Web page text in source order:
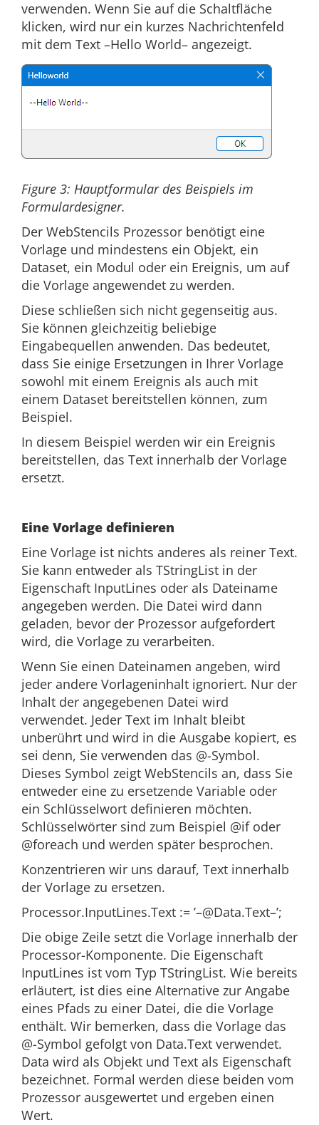
verwenden. Wenn Sie auf die Schaltfläche
klicken, wird nur ein kurzes Nachrichtenfeld
mit dem Text –Hello World– angezeigt.
Figure 3: Hauptformular des Beispiels im
Formulardesigner.
Der WebStencils Prozessor benötigt eine
Vorlage und mindestens ein Objekt, ein
Dataset, ein Modul oder ein Ereignis, um auf
die Vorlage angewendet zu werden.
Diese schließen sich nicht gegenseitig aus.
Sie können gleichzeitig beliebige
Eingabequellen anwenden. Das bedeutet,
dass Sie einige Ersetzungen in Ihrer Vorlage
sowohl mit einem Ereignis als auch mit
einem Dataset bereitstellen können, zum
Beispiel.
In diesem Beispiel werden wir ein Ereignis
bereitstellen, das Text innerhalb der Vorlage
ersetzt.
Eine Vorlage definieren
Eine Vorlage ist nichts anderes als reiner Text.
Sie kann entweder als TStringList in der
Eigenschaft InputLines oder als Dateiname
angegeben werden. Die Datei wird dann
geladen, bevor der Prozessor aufgefordert
wird, die Vorlage zu verarbeiten.
Wenn Sie einen Dateinamen angeben, wird
jeder andere Vorlageninhalt ignoriert. Nur der
Inhalt der angegebenen Datei wird
verwendet. Jeder Text im Inhalt bleibt
unberührt und wird in die Ausgabe kopiert, es
sei denn, Sie verwenden das @-Symbol.
Dieses Symbol zeigt WebStencils an, dass Sie
entweder eine zu ersetzende Variable oder
ein Schlüsselwort definieren möchten.
Schlüsselwörter sind zum Beispiel @if oder
@foreach und werden später besprochen.
Konzentrieren wir uns darauf, Text innerhalb
der Vorlage zu ersetzen.
Processor.InputLines.Text := ’–@Data.Text–’;
Die obige Zeile setzt die Vorlage innerhalb der
Processor-Komponente. Die Eigenschaft
InputLines ist vom Typ TStringList. Wie bereits
erläutert, ist dies eine Alternative zur Angabe
eines Pfads zu einer Datei, die die Vorlage
enthält. Wir bemerken, dass die Vorlage das
@-Symbol gefolgt von Data.Text verwendet.
Data wird als Objekt und Text als Eigenschaft
bezeichnet. Formal werden diese beiden vom
Prozessor ausgewertet und ergeben einen
Wert.